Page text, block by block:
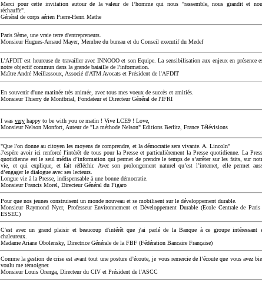
Merci pour cette invitation autour de la valeur de l’homme qui nous "rassemble, nous grandit et
réchauffe".
Général de corps aérien Pierre-Henri Mathe
Paris 9ème, une vraie terre d'entrepreneurs.
Monsieur Hugues-Arnaud Mayer, Membre du bureau et du Conseil executif du Medef
L'AFDIT est heureuse de travailler avec INNOOO et son Equipe. La sensibilisation aux enjeux en présence
notre objectif commun dans la grande bataille de l'information.
Maître André Meillassoux, Associé d'ATM Avocats et Président de l'AFDIT
En souvenir d'une matinée très animée, avec tous mes voeux de succès et amitiés.
Monsieur Thierry de Montbrial, Fondateur et Directeur Général de l'IFRI
I was very happy to be with you ce matin ! Vive LCE9 ! Love,
Monsieur Nelson Monfort, Auteur de "La méthode Nelson" Editions Berlitz, France Télévisions
"Que l'on donne au citoyen les moyens de comprendre, et la démocratie sera vivante. A. Lincoln"
J'espère avoir ici renforcé l'intérêt de tous pour la Presse et particulièrement la Presse quotidienne. La
quotidienne est le seul média d’information qui permet de prendre le temps de s’arrêter sur les faits, sur
vie, et qui explique, et fait réfléchir. Avec son prolongement naturel qu’est l’internet, elle permet
d’engager le dialogue avec ses lecteurs.
Longue vie à la Presse, indispensable à une bonne démocratie.
Monsieur Francis Morel, Directeur Général du Figaro
Pour que nos jeunes construisent un monde nouveau et se mobilisent sur le développement durable.
Monsieur Raymond Nyer, Professeur Environnement et Développement Durable (Ecole Centrale de
ESSEC)
C'est avec un grand plaisir et beaucoup d'intérêt que j'ai parlé de la Banque à ce groupe intéressant
chaleureux.
Madame Ariane Obolensky, Directrice Générale de la FBF (Fédération Bancaire Française)
Comme la gestion de crise est avant tout une posture d’écoute, je vous remercie de l’écoute que vous avez
voulu me témoigner.
Monsieur Louis Orenga, Directeur du CIV et Président de l'ASCC